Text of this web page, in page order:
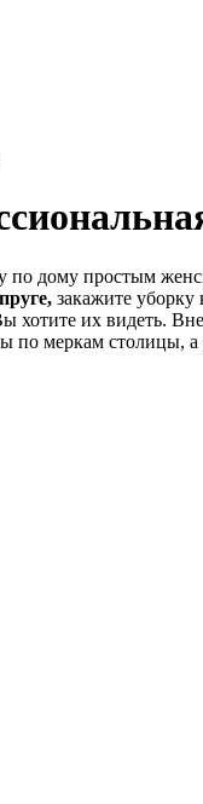
дому простым
закажите
хотите их видеть.
по меркам столицы,